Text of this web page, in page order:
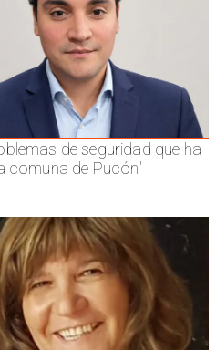
de seguridad que ha
comuna de Pucón"